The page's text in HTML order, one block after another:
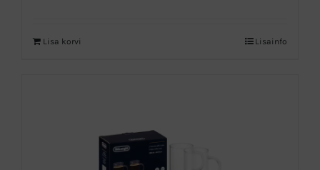
Lisa korvi Lisainfo